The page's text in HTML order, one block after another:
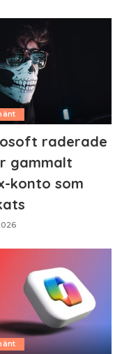
raderade
gammalt
konto som